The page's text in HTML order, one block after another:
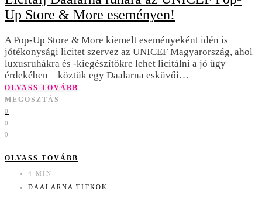
Up Store & More eseményen!
A Pop-Up Store & More kiemelt eseményeként idén is
jótékonysági licitet szervez az UNICEF Magyarország, ahol
luxusruhákra és -kiegészítőkre lehet licitálni a jó ügy
érdekében – köztük egy Daalarna esküvői…
OLVASS TOVÁBB
MEGOSZTÁS
0
0
0
OLVASS TOVÁBB
4 MIN
DAALARNA TITKOK